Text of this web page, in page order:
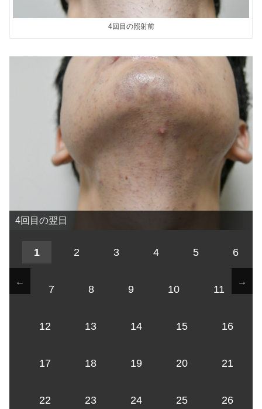
4回目の照射前
4回目の翌日
← →
1 2 3 4 5 6
7 8 9 10 11
12 13 14 15 16
17 18 19 20 21
22 23 24 25 26